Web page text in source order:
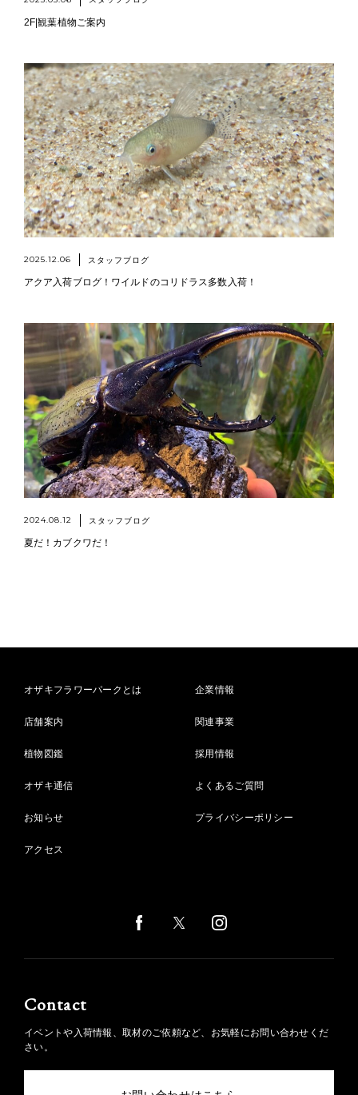
2F|観葉植物ご案内
2025.12.06 スタッフブログ
アクア入荷ブログ！ワイルドのコリドラス多数入荷！
2024.08.12 スタッフブログ
夏だ！カブクワだ！
オザキフラワーパークとは
店舗案内
植物図鑑
オザキ通信
お知らせ
アクセス
企業情報
関連事業
採用情報
よくあるご質問
プライバシーポリシー
Contact
イベントや入荷情報、取材のご依頼など、お気軽にお問い合わせくだ
さい。